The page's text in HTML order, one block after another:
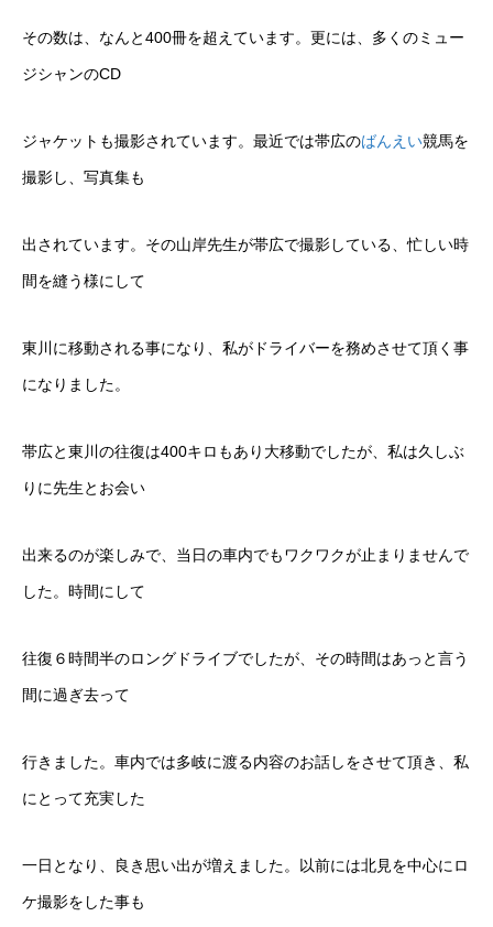
その数は、なんと400冊を超えています。更には、多くのミュー
ジシャンのCD
ジャケットも撮影されています。最近では帯広のばんえい競馬を
撮影し、写真集も
出されています。その山岸先生が帯広で撮影している、忙しい時
間を縫う様にして
東川に移動される事になり、私がドライバーを務めさせて頂く事
になりました。
帯広と東川の往復は400キロもあり大移動でしたが、私は久しぶ
りに先生とお会い
出来るのが楽しみで、当日の車内でもワクワクが止まりませんで
した。時間にして
往復６時間半のロングドライブでしたが、その時間はあっと言う
間に過ぎ去って
行きました。車内では多岐に渡る内容のお話しをさせて頂き、私
にとって充実した
一日となり、良き思い出が増えました。以前には北見を中心にロ
ケ撮影をした事も